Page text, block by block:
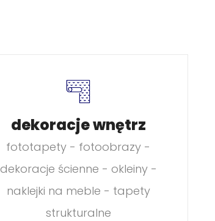
dekoracje wnętrz
fototapety - fotoobrazy -
dekoracje ścienne - okleiny -
naklejki na meble - tapety
strukturalne